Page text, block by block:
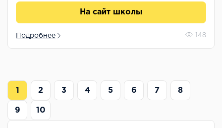
На сайт школы
Подробнее 148
1 2 3 4 5 6 7 8
9 10